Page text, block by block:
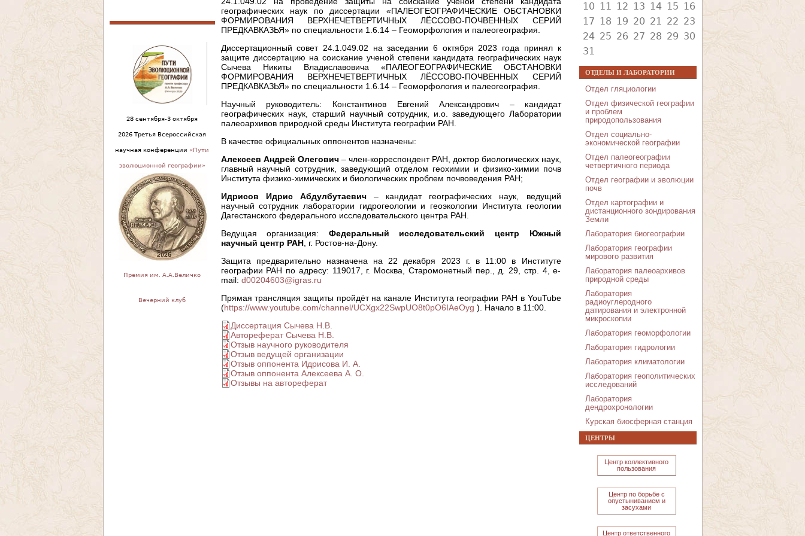
географических наук по диссертации «ПАЛЕОГЕОГРАФИЧЕСКИЕ ОБСТАНОВКИ
ФОРМИРОВАНИЯ ВЕРХНЕЧЕТВЕРТИЧНЫХ ЛЁССОВО-ПОЧВЕННЫХ СЕРИЙ
ПРЕДКАВКАЗЬЯ» по специальности 1.6.14 – Геоморфология и палеогеография.
Диссертационный совет 24.1.049.02 на заседании 6 октября 2023 года принял к
защите диссертацию на соискание ученой степени кандидата географических наук
Сычева Никиты Владиславовича «ПАЛЕОГЕОГРАФИЧЕСКИЕ ОБСТАНОВКИ
ФОРМИРОВАНИЯ ВЕРХНЕЧЕТВЕРТИЧНЫХ ЛЁССОВО-ПОЧВЕННЫХ СЕРИЙ
ПРЕДКАВКАЗЬЯ» по специальности 1.6.14 – Геоморфология и палеогеография.
Научный руководитель: Константинов Евгений Александрович – кандидат
географических наук, старший научный сотрудник, и.о. заведующего Лаборатории
палеоархивов природной среды Института географии РАН.
В качестве официальных оппонентов назначены:
Алексеев Андрей Олегович– член-корреспондент РАН, доктор биологических наук,
главный научный сотрудник, заведующий отделом геохимии и физико-химии почв
Института физико-химических и биологических проблем почвоведения РАН;
Идрисов Идрис Абдулбутаевич– кандидат географических наук, ведущий
научный сотрудник лаборатории гидрогеологии и геоэкологии Института геологии
Дагестанского федерального исследовательского центра РАН.
Ведущая организация: Федеральный исследовательский центр Южный
научный центр РАН, г. Ростов-на-Дону.
Защита предварительно назначена на 22 декабря 2023 г. в 11:00 в Институте
географии РАН по адресу: 119017, г. Москва, Старомонетный пер., д. 29, стр. 4, e-
mail: d00204603@igras.ru
Прямая трансляция защиты пройдёт на канале Института географии РАН в YouTube
(https://www.youtube.com/channel/UCXgx22SwpUO8t0pO6IAeOyg ). Начало в 11:00.
Диссертация Сычева Н.В.
Автореферат Сычева Н.В.
Отзыв научного руководителя
Отзыв ведущей организации
Отзыв оппонента Идрисова И. А.
Отзыв оппонента Алексеева А. О.
Отзывы на автореферат
28 сентября-3 октября
2026 Третья Всероссийская
научная конференции «Пути
эволюционной географии»
Премия им. А.А.Величко
Вечерний клуб
10 11 12 13 14 15 16
17 18 19 20 21 22 23
24 25 26 27 28 29 30
31
ОТДЕЛЫ И ЛАБОРАТОРИИ
Отдел гляциологии
Отдел физической географии
и проблем
природопользования
Отдел социально-
экономической географии
Отдел палеогеографии
четвертичного периода
Отдел географии и эволюции
почв
Отдел картографии и
дистанционного зондирования
Земли
Лаборатория биогеографии
Лаборатория географии
мирового развития
Лаборатория палеоархивов
природной среды
Лаборатория
радиоуглеродного
датирования и электронной
микроскопии
Лаборатория геоморфологии
Лаборатория гидрологии
Лаборатория климатологии
Лаборатория геополитических
исследований
Лаборатория
дендрохронологии
Курская биосферная станция
ЦЕНТРЫ
Центр коллективного
пользования
Центр по борьбе с
опустыниванием и
засухами
Центр ответственного